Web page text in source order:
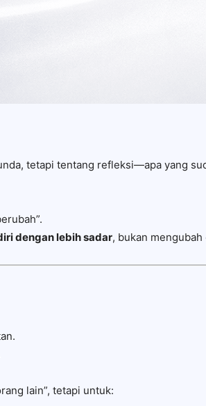
tetapi tentang refleksi—apa yang
dengan lebih sadar, bukan
lain”, tetapi untuk: